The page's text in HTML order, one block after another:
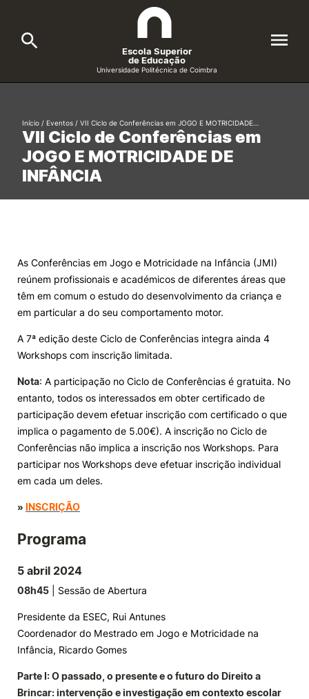
Cursos
Candidatos
Investigação e Projetos
Alunos
Knowledge Factory
Candidaturas
Elogio / Sugestão / Reclamação Contactos Denúncias
©2026 Instituto Politécnico de Coimbra. Todos os direitos reservados.
Escola Superior
de Educação
Universidade Politécnica de Coimbra
Search
Formative Offer General
VII Ciclo de Conferências em
JOGO E MOTRICIDADE DE
INFÂNCIA
Início / Eventos / VII Ciclo de Conferências em JOGO E MOTRICIDADE…
As Conferências em Jogo e Motricidade na Infância (JMI)
reúnem profissionais e académicos de diferentes áreas que
têm em comum o estudo do desenvolvimento da criança e
em particular a do seu comportamento motor.
A 7ª edição deste Ciclo de Conferências integra ainda 4
Workshops com inscrição limitada.
Nota: A participação no Ciclo de Conferências é gratuita. No
entanto, todos os interessados em obter certificado de
participação devem efetuar inscrição com certificado o que
implica o pagamento de 5.00€). A inscrição no Ciclo de
Conferências não implica a inscrição nos Workshops. Para
participar nos Workshops deve efetuar inscrição individual
em cada um deles.
» INSCRIÇÃO
Programa
5 abril 2024
08h45 | Sessão de Abertura
Presidente da ESEC, Rui Antunes
Coordenador do Mestrado em Jogo e Motricidade na
Infância, Ricardo Gomes
Parte I:O passado, o presente e o futuro do Direito a
Brincar: intervenção e investigação em contexto escolar